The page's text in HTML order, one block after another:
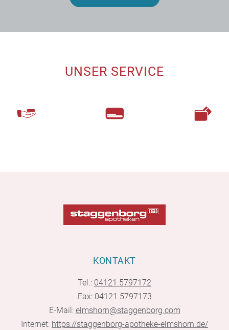
UNSER SERVICE
KONTAKT
Tel.: 04121 5797172
Fax: 04121 5797173
E-Mail: elmshorn@staggenborg.com
Internet: https://staggenborg-apotheke-elmshorn.de/